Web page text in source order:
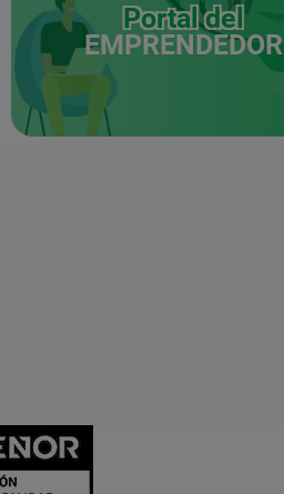
Portal del
EMPRENDEDOR